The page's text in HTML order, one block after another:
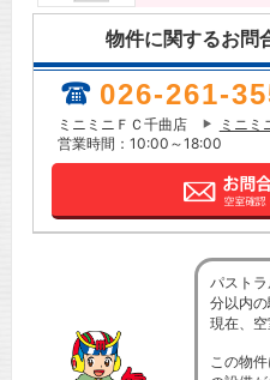
物件に関するお問
026-261-
ミニミニＦＣ千曲店
ミニミ
営業時間：10:00～18:00
パスト
分以内
現在、空
この物